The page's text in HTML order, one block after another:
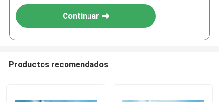
Continuar
Productos recomendados